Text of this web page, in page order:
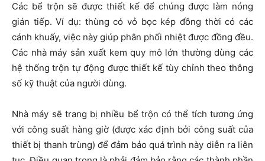
Các bể trộn sẽ được thiết kế để chúng được làm nóng
gián tiếp. Ví dụ: thùng có vỏ bọc kép đồng thời có các
cánh khuấy, việc này giúp phân phối nhiệt được đồng đều.
Các nhà máy sản xuất kem quy mô lớn thường dùng các
hệ thống trộn tự động được thiết kế tùy chỉnh theo thông
số kỹ thuật của người dùng.
Nhà máy sẽ trang bị nhiều bể trộn có thể tích tương ứng
với công suất hàng giờ (được xác định bởi công suất của
thiết bị thanh trùng) để đảm bảo quá trình này diễn ra liên